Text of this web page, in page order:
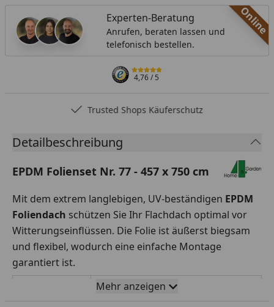
Online
Experten-Beratung
Anrufen, beraten lassen und
telefonisch bestellen.
4,76/ 5
Trusted Shops Käuferschutz
Detailbeschreibung
EPDM Folienset Nr. 77 - 457 x 750 cm
Mit dem extrem langlebigen, UV-beständigen EPDM
Foliendach schützen Sie Ihr Flachdach optimal vor
Witterungseinflüssen. Die Folie ist äußerst biegsam
und flexibel, wodurch eine einfache Montage
garantiert ist.
x Folienlänge
457 x 750 cm
Mehr anzeigen